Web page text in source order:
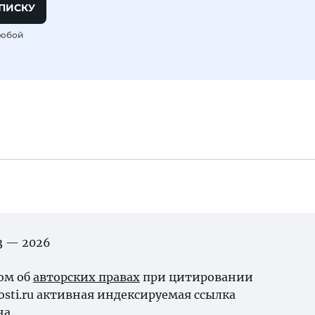
— 2026
об авторских правах при цитировании
активная индексируемая ссылка